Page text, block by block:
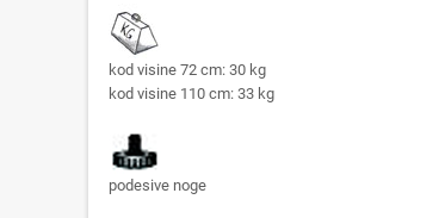
kod visine 72 cm: 30 kg
kod visine 110 cm: 33 kg
podesive noge